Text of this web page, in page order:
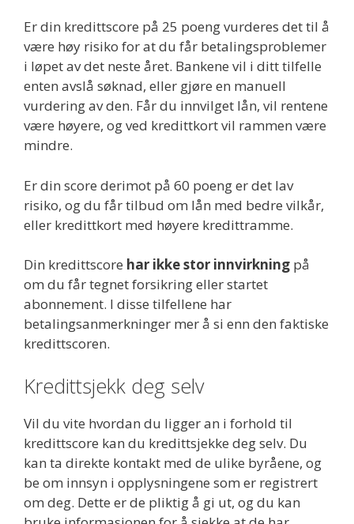
Er din kredittscore på 25 poeng vurderes det til å
være høy risiko for at du får betalingsproblemer
i løpet av det neste året. Bankene vil i ditt tilfelle
enten avslå søknad, eller gjøre en manuell
vurdering av den. Får du innvilget lån, vil rentene
være høyere, og ved kredittkort vil rammen være
mindre.
Er din score derimot på 60 poeng er det lav
risiko, og du får tilbud om lån med bedre vilkår,
eller kredittkort med høyere kredittramme.
Din kredittscore har ikke stor innvirkning på
om du får tegnet forsikring eller startet
abonnement. I disse tilfellene har
betalingsanmerkninger mer å si enn den faktiske
kredittscoren.
Kredittsjekk deg selv
Vil du vite hvordan du ligger an i forhold til
kredittscore kan du kredittsjekke deg selv. Du
kan ta direkte kontakt med de ulike byråene, og
be om innsyn i opplysningene som er registrert
om deg. Dette er de pliktig å gi ut, og du kan